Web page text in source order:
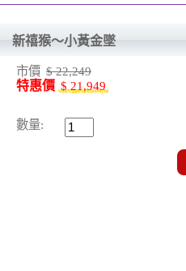
新禧猴～小黃金墜
市價 $ 22,249
特惠價 $ 21,949
數量: